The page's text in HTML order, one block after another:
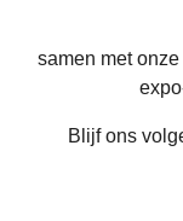
samen met
Blijf ons